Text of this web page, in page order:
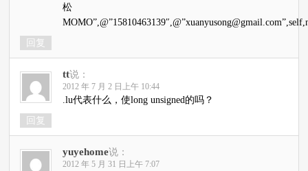
松
回复
tt说：
2012 年 7 月 2 日上午 10:44
.lu代表什么，使long unsigned的吗？
回复
yuyehome说：
2012 年 5 月 31 日上午 7:07